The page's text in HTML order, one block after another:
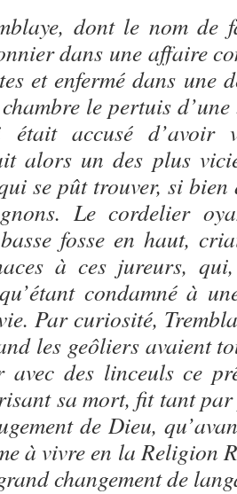
, dont le nom de
dans une affaire
et enfermé dans une
le pertuis
était accusé d’avoir
alors un des plus
se pût trouver, si bien
Le cordelier
fosse en haut,
à ces jureurs,
condamné à
Par curiosité,
les geôliers avaient
avec des linceuls ce
sa mort, fit tant
de Dieu,
à vivre en la Religion
changement de